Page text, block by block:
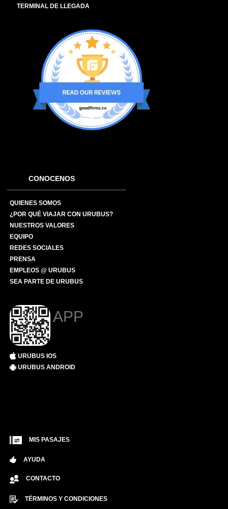
TERMINAL DE LLEGADA
CONOCENOS
QUIENES SOMOS
¿POR QUÉ VIAJAR CON URUBUS?
NUESTROS VALORES
EQUIPO
REDES SOCIALES
PRENSA
EMPLEOS @ URUBUS
SEA PARTE DE URUBUS
APP
URUBUS IOS
URUBUS ANDROID
MIS PASAJES
AYUDA
CONTACTO
TÉRMINOS Y CONDICIONES